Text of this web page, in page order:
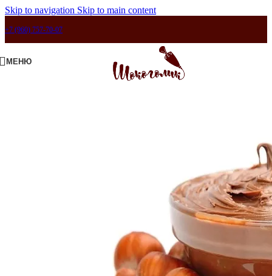
Skip to navigation Skip to main content
+7 (960) 757-70-07
МЕНЮ